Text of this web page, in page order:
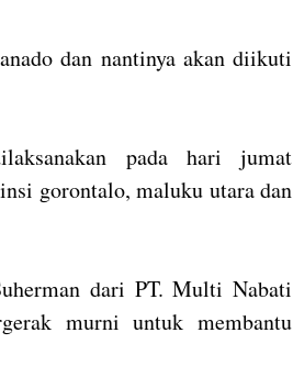
dan nantinya akan diikuti
pada hari jumat
gorontalo, maluku utara dan
dari PT. Multi Nabati
murni untuk membantu